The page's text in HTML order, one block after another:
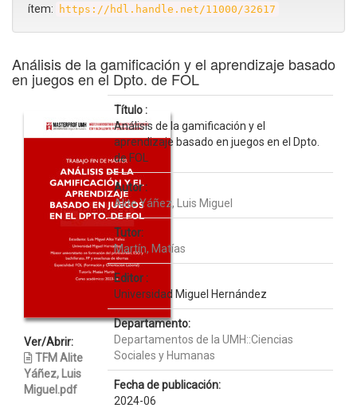
ítem:
https://hdl.handle.net/11000/32617
Análisis de la gamificación y el aprendizaje basado
en juegos en el Dpto. de FOL
Ver/Abrir:
TFM Alite
Yáñez, Luis
Miguel.pdf
Título :
Análisis de la gamificación y el
aprendizaje basado en juegos en el Dpto.
de FOL
Autor :
Alite Yáñez, Luis Miguel
Tutor:
Martín, Matías
Editor :
Universidad Miguel Hernández
Departamento:
Departamentos de la UMH::Ciencias
Sociales y Humanas
Fecha de publicación:
2024-06